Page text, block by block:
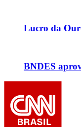
Lucro da
BNDES